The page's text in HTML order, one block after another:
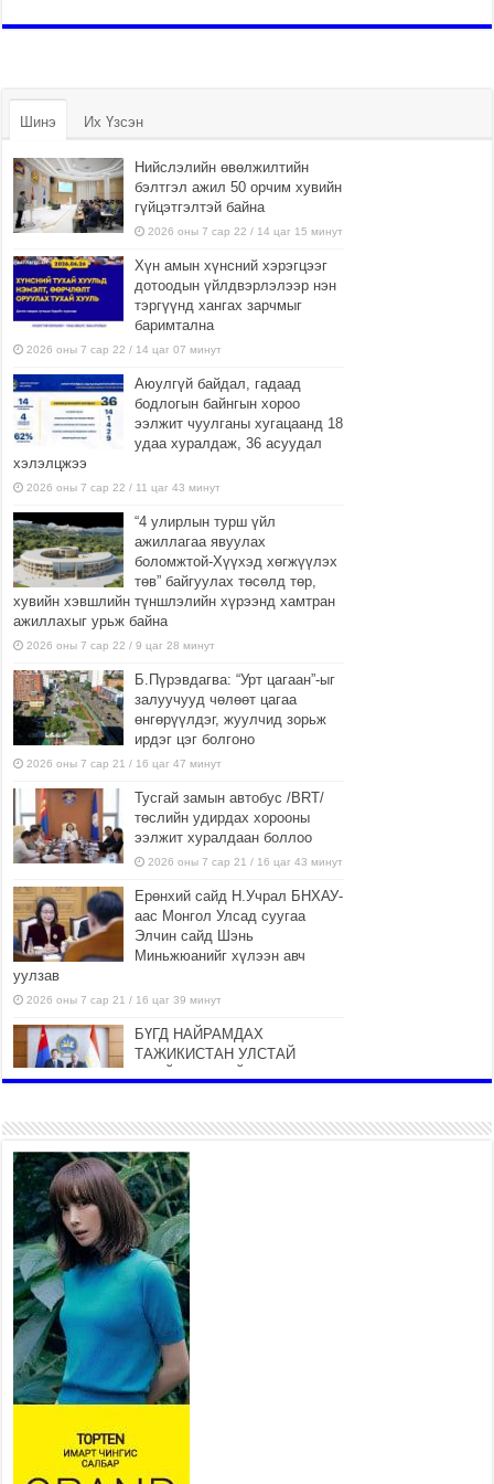
Шинэ Их Үзсэн
Нийслэлийн өвөлжилтийн
бэлтгэл ажил 50 орчим хувийн
гүйцэтгэлтэй байна
2026 оны 7 сар 22 / 14 цаг 15 минут
Хүн амын хүнсний хэрэгцээг
дотоодын үйлдвэрлэлээр нэн
тэргүүнд хангах зарчмыг
баримтална
2026 оны 7 сар 22 / 14 цаг 07 минут
Аюулгүй байдал, гадаад
бодлогын байнгын хороо
ээлжит чуулганы хугацаанд 18
удаа хуралдаж, 36 асуудал
хэлэлцжээ
2026 оны 7 сар 22 / 11 цаг 43 минут
“4 улирлын турш үйл
ажиллагаа явуулах
боломжтой-Хүүхэд хөгжүүлэх
төв” байгуулах төсөлд төр,
хувийн хэвшлийн түншлэлийн хүрээнд хамтран
ажиллахыг урьж байна
2026 оны 7 сар 22 / 9 цаг 28 минут
Б.Пүрэвдагва: “Урт цагаан”-ыг
залуучууд чөлөөт цагаа
өнгөрүүлдэг, жуулчид зорьж
ирдэг цэг болгоно
2026 оны 7 сар 21 / 16 цаг 47 минут
Тусгай замын автобус /BRT/
төслийн удирдах хорооны
ээлжит хуралдаан боллоо
2026 оны 7 сар 21 / 16 цаг 43 минут
Ерөнхий сайд Н.Учрал БНХАУ-
аас Монгол Улсад суугаа
Элчин сайд Шэнь
Миньжюанийг хүлээн авч
уулзав
2026 оны 7 сар 21 / 16 цаг 39 минут
БҮГД НАЙРАМДАХ
ТАЖИКИСТАН УЛСТАЙ
26,992 суралцагч хотхоны бага
сургуульд, 8100 суралцагч
төрөлжсөн ахлах сургуульд
суралцана
2026 оны 7 сар 21 / 13 цаг 43 минут
COP17 хурлын үеэрх замын
хөдөлгөөн, нийтийн тээврийн
зохицуулалт, сургууль,
цэцэрлэг, зах, худалдааны
төвийн ажиллах хуваарийг гаргаж, иргэдэд
мэдээлэхийг үүрэг болголоо
2026 оны 7 сар 21 / 11 цаг 59 минут
Гэр бүлийн хэрэг шүүхэд хянан шийдвэрлэх
тухай хуулиар хүүхдийн дээд ашиг сонирхлыг
нэн тэргүүнд хангахыг баталгаажууллаа